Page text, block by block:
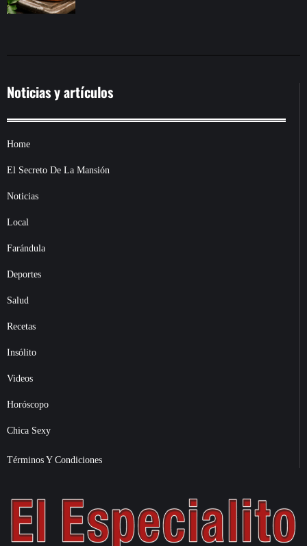
Noticias y artículos
Home
El Secreto De La Mansión
Noticias
Local
Farándula
Deportes
Salud
Recetas
Insólito
Videos
Horóscopo
Chica Sexy
Términos Y Condiciones